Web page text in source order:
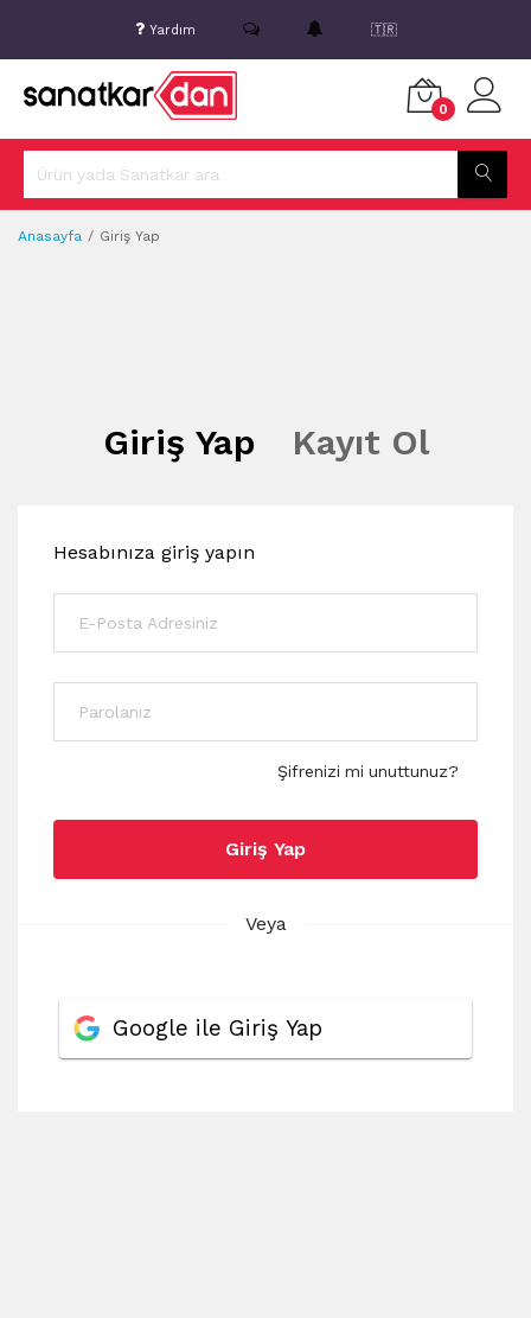
Yardım 🇹🇷
0
Anasayfa Giriş Yap
Giriş Yap Kayıt Ol
Hesabınıza giriş yapın
Şifrenizi mi unuttunuz?
Giriş Yap
Veya
Google ile Giriş Yap